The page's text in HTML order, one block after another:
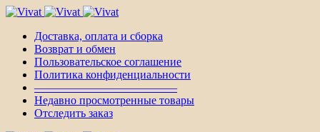
Доставка, оплата и сборка
Возврат и обмен
Пользовательское соглашение
Политика конфиденциальности
————————————–
Недавно просмотренные товары
Отследить заказ